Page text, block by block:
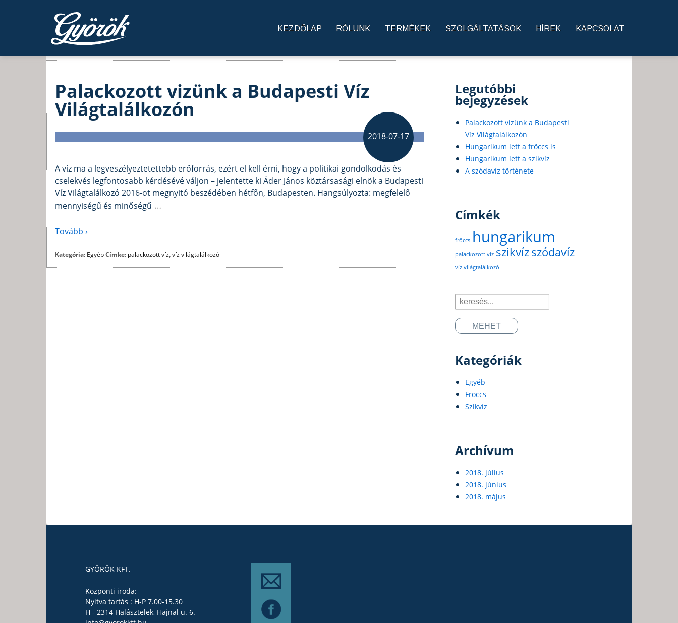
KEZDŐLAP RÓLUNK TERMÉKEK SZOLGÁLTATÁSOK HÍREK KAPCSOLAT
Kezdőlap›Bejegyzések címkéi víz világtalálkozó
Címke:víz világtalálkozó
Palackozott vizünk a Budapesti Víz
Világtalálkozón
2018-07-17
A víz ma a legveszélyeztetettebb erőforrás, ezért el kell érni, hogy a politikai gondolkodás és
cselekvés legfontosabb kérdésévé váljon – jelentette ki Áder János köztársasági elnök a Budapesti
Víz Világtalálkozó 2016-ot megnyitó beszédében hétfőn, Budapesten. Hangsúlyozta: megfelelő
mennyiségű és minőségű …
Tovább ›
Kategória: EgyébCímke: palackozott víz,víz világtalálkozó
Legutóbbi
bejegyzések
Palackozott vizünk a Budapesti
Víz Világtalálkozón
Hungarikum lett a fröccs is
Hungarikum lett a szikvíz
A szódavíz története
Címkék
fröccs hungarikum
palackozott víz szikvízszódavíz
víz világtalálkozó
Search
for:
Kategóriák
Egyéb
Fröccs
Szikvíz
Archívum
2018. július
2018. június
2018. május
GYÖRÖK KFT.
Központi iroda:
Nyitva tartás : H-P 7.00-15.30
H - 2314 Halásztelek, Hajnal u. 6.